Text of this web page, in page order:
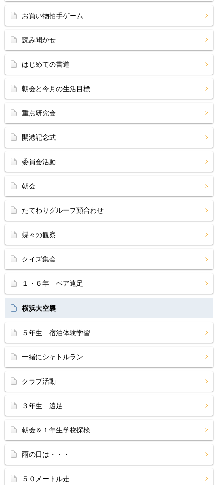
お買い物拍手ゲーム
読み聞かせ
はじめての書道
朝会と今月の生活目標
重点研究会
開港記念式
委員会活動
朝会
たてわりグループ顔合わせ
蝶々の観察
クイズ集会
１・６年 ペア遠足
横浜大空襲
５年生 宿泊体験学習
一緒にシャトルラン
クラブ活動
３年生 遠足
朝会＆１年生学校探検
雨の日は・・・
５０メートル走